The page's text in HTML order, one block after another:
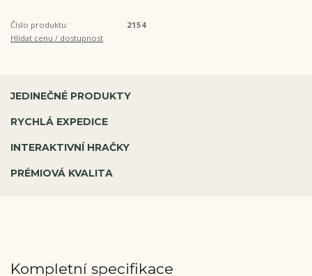
Číslo produktu:
2154
Hlídat cenu / dostupnost
JEDINEČNÉ PRODUKTY
RYCHLÁ EXPEDICE
INTERAKTIVNÍ HRAČKY
PRÉMIOVÁ KVALITA
Kompletní specifikace